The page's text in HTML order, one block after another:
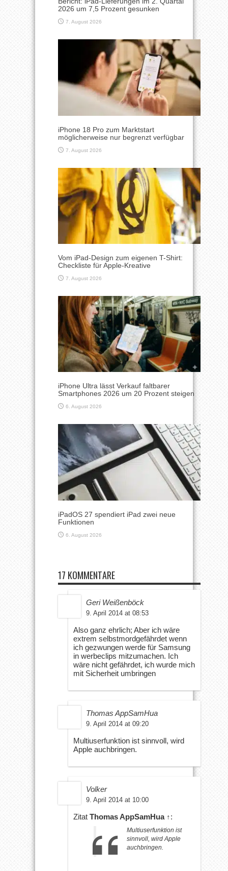
2026 um 7,5 Prozent gesunken
7. August 2026
iPhone 18 Pro zum Marktstart
möglicherweise nur begrenzt verfügbar
7. August 2026
Vom iPad-Design zum eigenen T-Shirt:
Checkliste für Apple-Kreative
7. August 2026
iPhone Ultra lässt Verkauf faltbarer
Smartphones 2026 um 20 Prozent steigen
6. August 2026
iPadOS 27 spendiert iPad zwei neue
Funktionen
6. August 2026
17 KOMMENTARE
Geri Weißenböck
9. April 2014 at 08:53
Also ganz ehrlich; Aber ich wäre
extrem selbstmordgefährdet wenn
ich gezwungen werde für Samsung
in werbeclips mitzumachen. Ich
wäre nicht gefährdet, ich wurde mich
mit Sicherheit umbringen
Thomas AppSamHua
9. April 2014 at 09:20
Multiuserfunktion ist sinnvoll, wird
Apple auchbringen.
Volker
9. April 2014 at 10:00
Zitat Thomas AppSamHua ↑:
Multiuserfunktion ist
sinnvoll, wird Apple
auchbringen.